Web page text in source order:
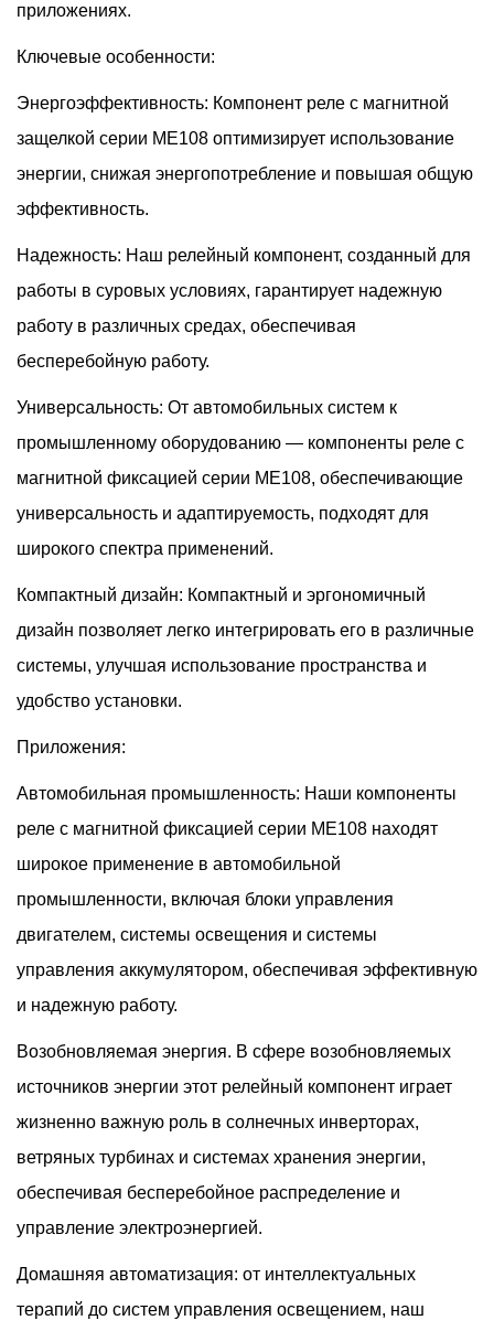
приложениях.
Ключевые особенности:
Энергоэффективность: Компонент реле с магнитной
защелкой серии ME108 оптимизирует использование
энергии, снижая энергопотребление и повышая общую
эффективность.
Надежность: Наш релейный компонент, созданный для
работы в суровых условиях, гарантирует надежную
работу в различных средах, обеспечивая
бесперебойную работу.
Универсальность: От автомобильных систем к
промышленному оборудованию — компоненты реле с
магнитной фиксацией серии ME108, обеспечивающие
универсальность и адаптируемость, подходят для
широкого спектра применений.
Компактный дизайн: Компактный и эргономичный
дизайн позволяет легко интегрировать его в различные
системы, улучшая использование пространства и
удобство установки.
Приложения:
Автомобильная промышленность: Наши компоненты
реле с магнитной фиксацией серии ME108 находят
широкое применение в автомобильной
промышленности, включая блоки управления
двигателем, системы освещения и системы
управления аккумулятором, обеспечивая эффективную
и надежную работу.
Возобновляемая энергия. В сфере возобновляемых
источников энергии этот релейный компонент играет
жизненно важную роль в солнечных инверторах,
ветряных турбинах и системах хранения энергии,
обеспечивая бесперебойное распределение и
управление электроэнергией.
Домашняя автоматизация: от интеллектуальных
терапий до систем управления освещением, наш